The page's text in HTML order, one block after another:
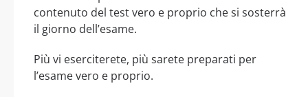
contenuto del test vero e proprio che si sosterrà
il giorno dell’esame.
Più vi eserciterete, più sarete preparati per
l’esame vero e proprio.